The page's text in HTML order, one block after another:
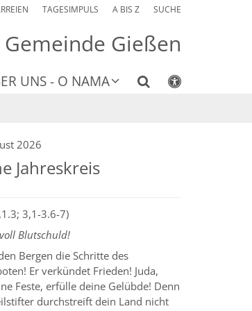
TAGESIMPULS A BIS Z SUCHE
Gießen
UNS - O NAMA
2026
Jahreskreis
3,1-3.6-7)
Blutschuld!
Bergen die Schritte des
Er verkündet Frieden! Juda,
Feste, erfülle deine Gelübde! Denn
durchstreift dein Land nicht